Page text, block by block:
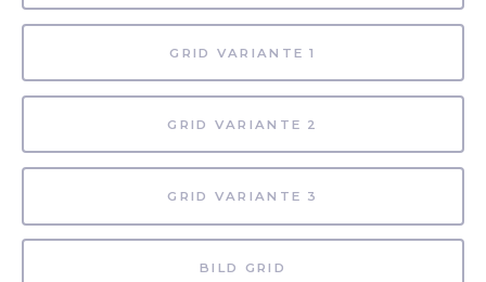
GRID VARIANTE 1
GRID VARIANTE 2
GRID VARIANTE 3
BILD GRID